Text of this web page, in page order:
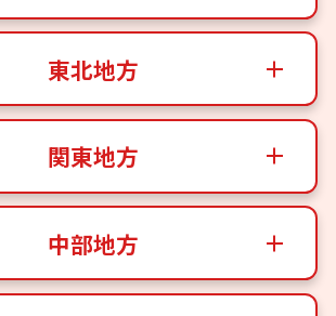
東北地方
関東地方
中部地方